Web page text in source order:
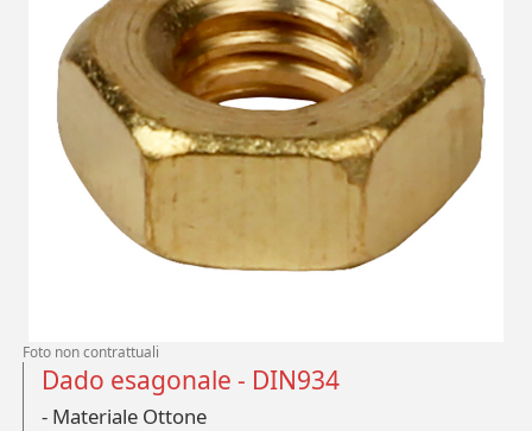
Foto non contrattuali
Dado esagonale - DIN934
- Materiale Ottone